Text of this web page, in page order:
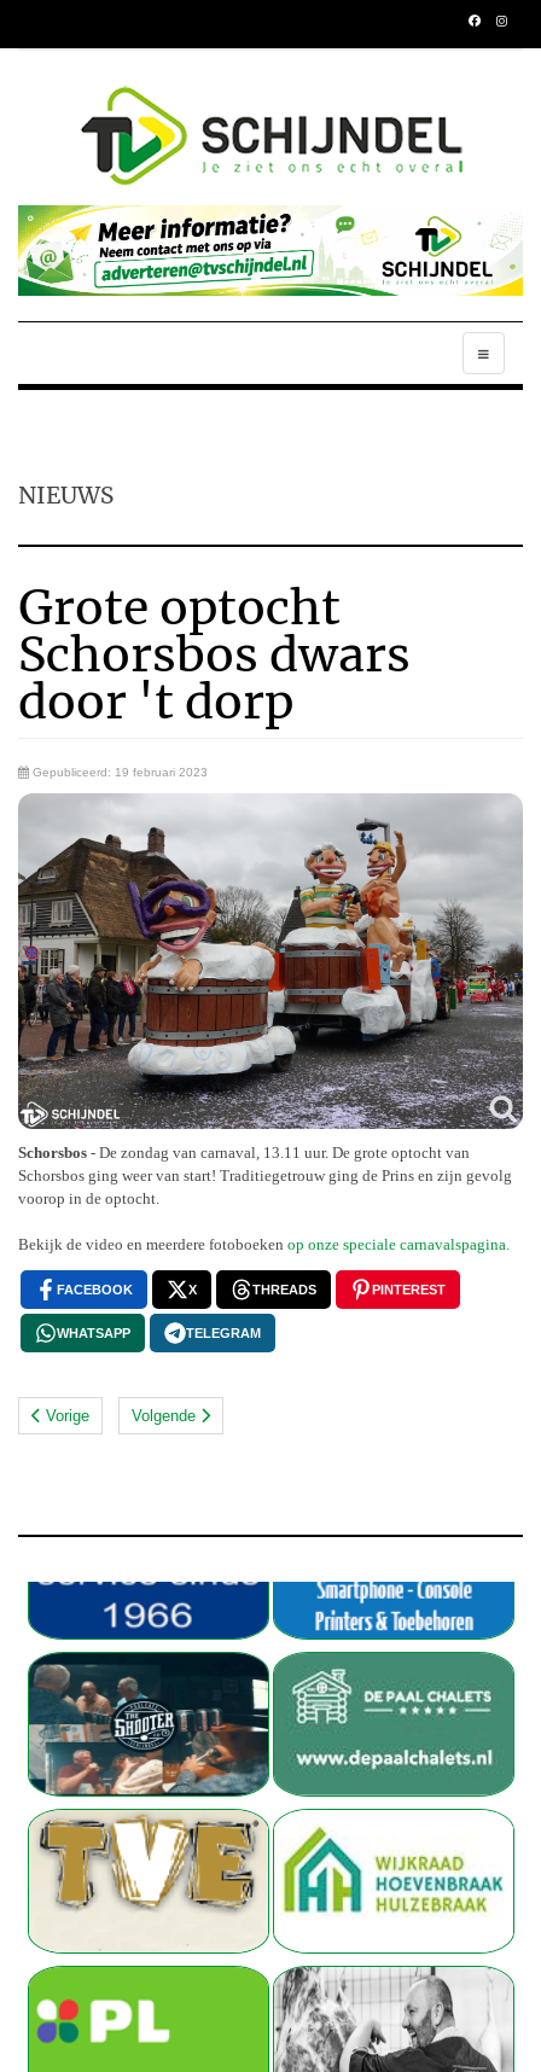
NIEUWS
Grote optocht
Schorsbos dwars
door 't dorp
Gepubliceerd: 19 februari 2023
Schorsbos - De zondag van carnaval, 13.11 uur. De grote optocht van
Schorsbos ging weer van start! Traditiegetrouw ging de Prins en zijn gevolg
voorop in de optocht.
Bekijk de video en meerdere fotoboeken op onze speciale carnavalspagina.
FACEBOOK X THREADS PINTEREST
WHATSAPP TELEGRAM
Vorige Volgende